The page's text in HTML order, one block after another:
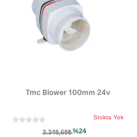
Tmc Blower 100mm 24v
Stokta Yok
3.348,68₺%24